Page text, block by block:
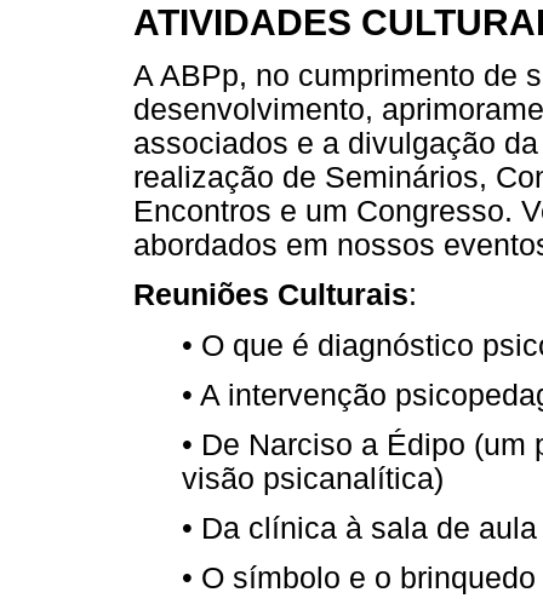
ATIVIDADES
A ABPp, no cumprimento de
desenvolvimento,
associados e a divulgação
realização de Seminários,
Encontros e um Congresso.
abordados em nossos
Reuniões Culturais:
• O que é diagnóstico
• A intervenção
• De Narciso a Édipo
visão psicanalítica)
• Da clínica à sala de aula
• O símbolo e o brinquedo